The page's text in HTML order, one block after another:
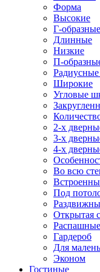
Форма
Высокие
Г-образные
Длинные
Низкие
П-
Широкие
Угловые
2-х
3-х
4-х
Во всю
Под
Открытая
Распашные
Гардероб
Для
Эконом
Гостиные